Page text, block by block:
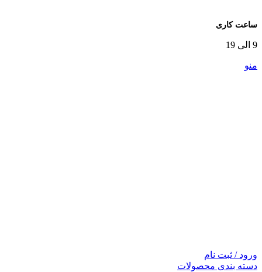
ساعت کاری
9 الی 19
منو
ورود / ثبت نام
دسته بندی محصولات